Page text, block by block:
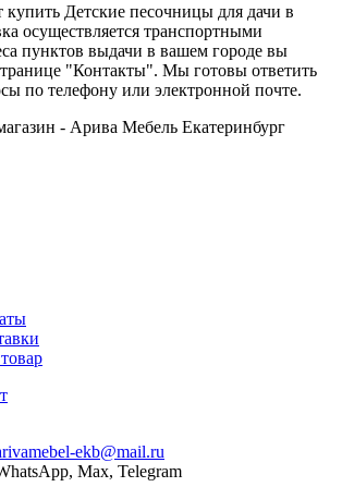
купить Детские песочницы для дачи в
осуществляется транспортными
пунктов выдачи в вашем городе вы
"Контакты". Мы готовы ответить
по телефону или электронной почте.
- Арива Мебель Екатеринбург
ekb@mail.ru
Max, Telegram